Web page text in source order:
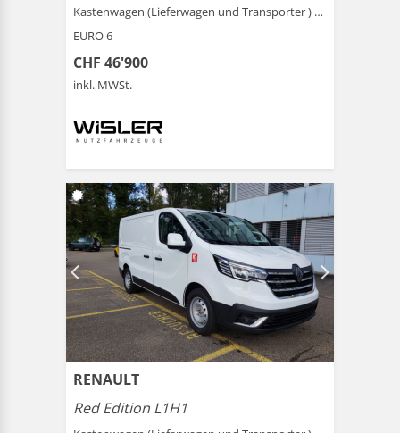
Kastenwagen (Lieferwagen und Transporter ) |
EURO 6
CHF 46'900
inkl. MWSt.
RENAULT
Red Edition L1H1